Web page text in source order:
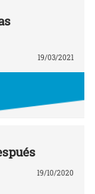
19/03/2021
19/10/2020